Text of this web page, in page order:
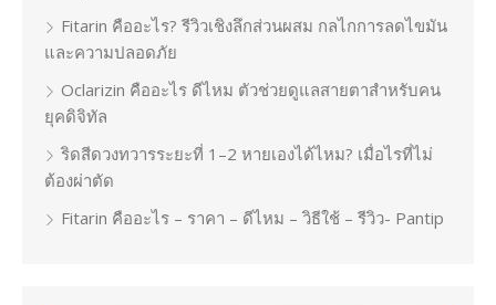
Fitarin คืออะไร? รีวิวเชิงลึกส่วนผสม กลไกการลดไขมัน
และความปลอดภัย
Oclarizin คืออะไร ดีไหม ตัวช่วยดูแลสายตาสำหรับคน
ยุคดิจิทัล
ริดสีดวงทวารระยะที่ 1–2 หายเองได้ไหม? เมื่อไรที่ไม่
ต้องผ่าตัด
Fitarin คืออะไร – ราคา – ดีไหม – วิธีใช้ – รีวิว- Pantip